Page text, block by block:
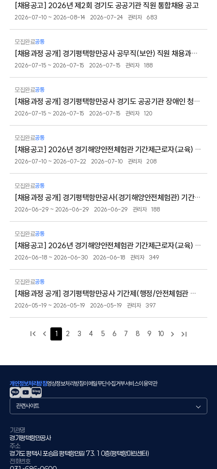
[채용공고] 2026년 제2회 경기도 공공기관 직원 통합채용 공고
2026-07-10 ~ 2026-08-14 2026-07-24 관리자 683
모집완료공통
[채용과정 공개] 경기평택항만공사 공무직(보안) 직원 채용과정 공개
2026-07-15 ~ 2026-07-15 2026-07-15 관리자 188
모집완료공통
[채용과정 공개] 경기평택항만공사 경기도 공공기관 장애인 청년 인턴 채용과정 공개
2026-07-15 ~ 2026-07-15 2026-07-15 관리자 120
모집완료공통
[채용공고] 2026년 경기해양안전체험관 기간제근로자(교육) 채용 재공고
2026-07-10 ~ 2026-07-22 2026-07-10 관리자 208
모집완료공통
[채용과정 공개] 경기평택항만공사(경기해양안전체험관) 기간제(미화) 직원 채용과정 공개
2026-06-29 ~ 2026-06-29 2026-06-29 관리자 188
모집완료공통
[채용공고] 2026년 경기해양안전체험관 기간제근로자(교육) 채용 공고
2026-06-18 ~ 2026-06-30 2026-06-18 관리자 349
모집완료공통
[채용과정 공개] 경기평택항만공사 기간제(행정/안전체험관 지원운영) 직원 채용과정 공개
2026-05-19 ~ 2026-05-19 2026-05-19 관리자 397
1 2 3 4 5 6 7 8 9 10
개인정보처리방침영상정보처리방침이메일무단수집거부서비스이용약관
관
련
이
트
기관명
경기평택항만공사
주소
경기도 평택시 포승읍 평택항만길 73. 10층(평택항마린센터)
전화번호